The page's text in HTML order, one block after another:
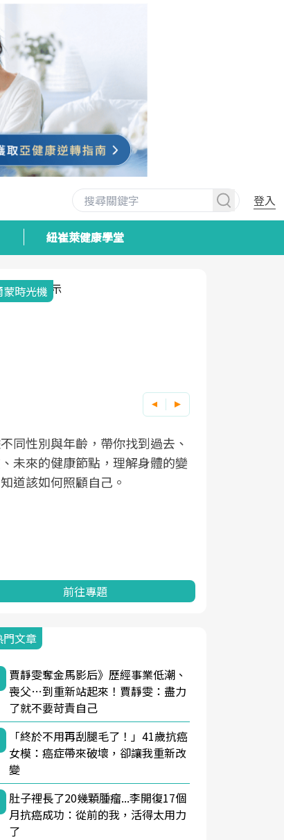
登入
紐崔萊健康學堂
蒙時光機
同性別與年齡，帶你找到過去、
未來的健康節點，理解身體的變
道該如何照顧自己。
前往專題
文章
賈靜雯奪金馬影后》歷經事業低潮、
喪父…到重新站起來！賈靜雯：盡力
了就不要苛責自己
「終於不用再刮腿毛了！」41歲抗癌
女模：癌症帶來破壞，卻讓我重新改
變
肚子裡長了20幾顆腫瘤...李開復17個
月抗癌成功：從前的我，活得太用力
了